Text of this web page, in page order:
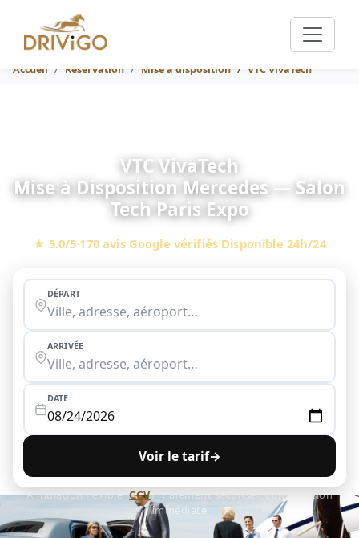
Accueil Réservation Mise à disposition VTC VivaTech
VTC VivaTech
Mise à Disposition Mercedes — Salon
Tech Paris Expo
★ 5.0/5·170 avis Google vérifiés·Disponible 24h/24
DÉPART
ARRIVÉE
DATE
Voir le tarif→
Annulation flexible (CGV) · Paiement sécurisé · Confirmation
immédiate